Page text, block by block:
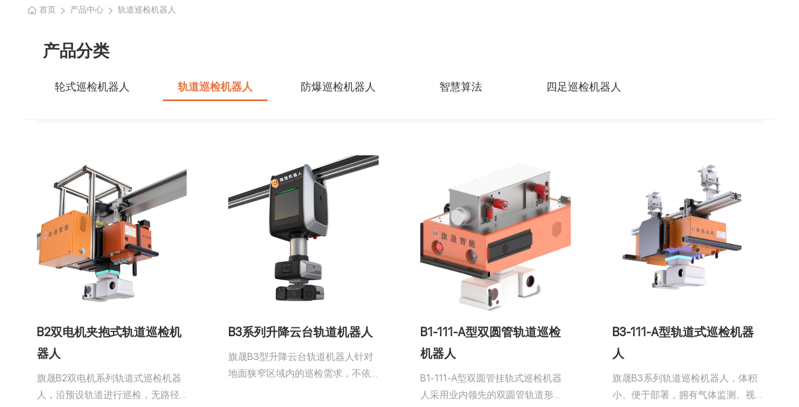
首页 产品中心 轨道巡检机器人
产品分类
轮式巡检机器人 轨道巡检机器人 防爆巡检机器人 智慧算法 四足巡检机器人
B2双电机夹抱式轨道巡检机
器人
旗晟B2双电机系列轨道式巡检机器
人，沿预设轨道进行巡检，无路径
B3系列升降云台轨道机器人
旗晟B3型升降云台轨道机器人针对
地面狭窄区域内的巡检需求，不依
B1-111-A型双圆管轨道巡检
机器人
B1-111-A型双圆管挂轨式巡检机器
人采用业内领先的双圆管轨道形
B3-111-A型轨道式巡检机器
人
旗晟B3系列轨道巡检机器人，体积
小、便于部署，拥有气体监测、视